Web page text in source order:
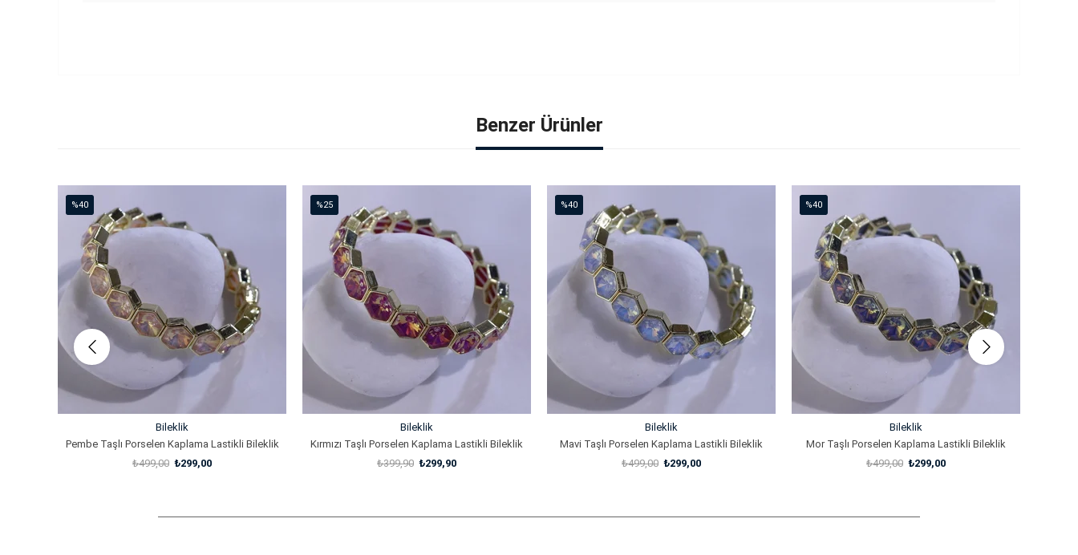
Benzer Ürünler
%40
İndirim
%40İndirim
Bileklik
Pembe Taşlı Porselen Kaplama Lastikli Bileklik
₺299,00
₺499,00
%25
İndirim
%25İndirim
Bileklik
Kırmızı Taşlı Porselen Kaplama Lastikli Bileklik
₺299,90
₺399,90
%40
İndirim
%40İndirim
Bileklik
Mavi Taşlı Porselen Kaplama Lastikli Bileklik
₺299,00
₺499,00
%40
İndirim
%40İndirim
Bileklik
Mor Taşlı Porselen Kaplama Lastikli Bileklik
₺299,00
₺499,00